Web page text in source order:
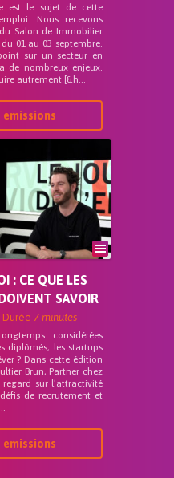
est le sujet de cette
Nous recevons
Salon de Immobilier
01 au 03 septembre.
sur un secteur en
de nombreux enjeux.
autrement [&h...
: CE QUE LES
SAVOIR
Durée 7 minutes
considérées
diplômés, les startups
? Dans cette édition
Brun, Partner chez
sur l’attractivité
de recrutement et